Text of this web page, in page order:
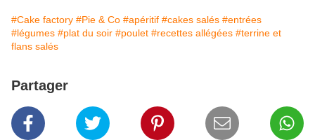
#Cake factory #Pie & Co #apéritif #cakes salés #entrées
#légumes #plat du soir #poulet #recettes allégées #terrine et
flans salés
Partager